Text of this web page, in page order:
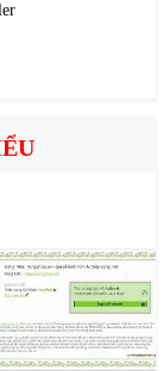
lối đi trước
AmaxtoolsARX-